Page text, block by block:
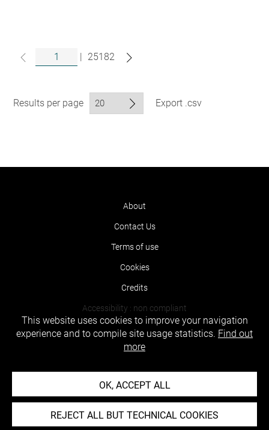
| 25182
Results per page Export .csv
About
Contact Us
Terms of use
Cookies
Credits
Accessibility : non compliant
This website uses cookies to improve your navigation
experience and to compile site usage statistics. Find out
more
OK, ACCEPT ALL
REJECT ALL BUT TECHNICAL COOKIES